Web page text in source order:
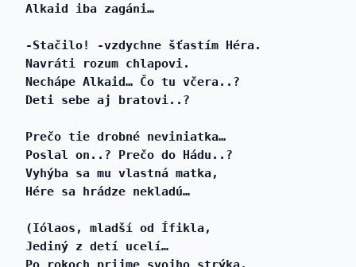
Alkaid iba zagáni…
-Stačilo! -vzdychne šťastím Héra.
Navráti rozum chlapovi.
Nechápe Alkaid… Čo tu včera..?
Deti sebe aj bratovi..?
Prečo tie drobné neviniatka…
Poslal on..? Prečo do Hádu..?
Vyhýba sa mu vlastná matka,
Hére sa hrádze nekladú…
(Iólaos, mladší od Ífikla,
Jediný z detí ucelí…
Po rokoch prijme svojho strýka,